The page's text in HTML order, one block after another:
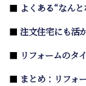
■ よくある“なん
■ 注文住宅にも活
■ リフォームのタ
■ まとめ：リフォ